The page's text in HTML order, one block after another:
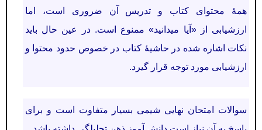
همۀ محتوای کتاب و تدریس آن ضروری است، اما
ارزشیابی از «آیا میدانید» ممنوع است. در عین حال باید
نكات اشاره شده در حاشیۀ کتاب در خصوص حدود محتوا و
ارزشیابی مورد توجه قرار گیرد.
سوالات امتحان نهایی شیمی بسیار متفاوت است و برای